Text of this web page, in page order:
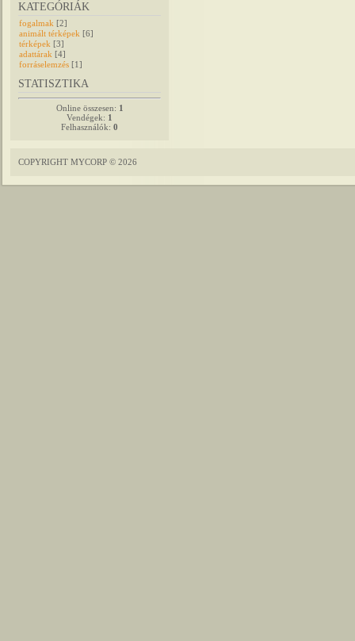
KATEGÓRIÁK
fogalmak [2]
animált térképek [6]
térképek [3]
adattárak [4]
forráselemzés [1]
STATISZTIKA
Online összesen: 1
Vendégek: 1
Felhasználók: 0
COPYRIGHT MYCORP © 2026